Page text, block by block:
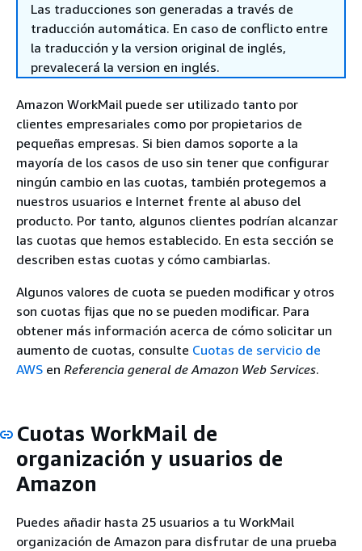
Las traducciones son generadas a través de
traducción automática. En caso de conflicto entre
la traducción y la version original de inglés,
prevalecerá la version en inglés.
Amazon WorkMail puede ser utilizado tanto por
clientes empresariales como por propietarios de
pequeñas empresas. Si bien damos soporte a la
mayoría de los casos de uso sin tener que configurar
ningún cambio en las cuotas, también protegemos a
nuestros usuarios e Internet frente al abuso del
producto. Por tanto, algunos clientes podrían alcanzar
las cuotas que hemos establecido. En esta sección se
describen estas cuotas y cómo cambiarlas.
Algunos valores de cuota se pueden modificar y otros
son cuotas fijas que no se pueden modificar. Para
obtener más información acerca de cómo solicitar un
aumento de cuotas, consulte Cuotas de servicio de
AWS en Referencia general de Amazon Web Services.
Cuotas WorkMail de
organización y usuarios de
Amazon
Puedes añadir hasta 25 usuarios a tu WorkMail
organización de Amazon para disfrutar de una prueba